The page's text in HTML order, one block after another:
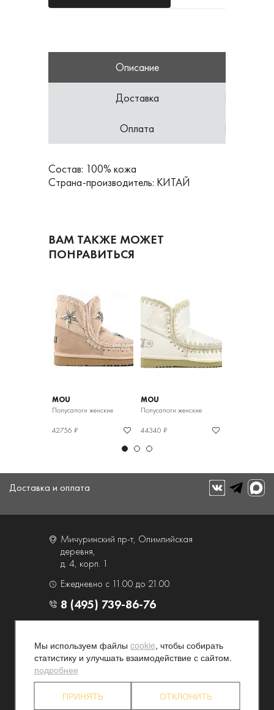
Описание
Доставка
Оплата
Состав: 100% кожа
Страна-производитель: КИТАЙ
ВАМ ТАКЖЕ МОЖЕТ
ПОНРАВИТЬСЯ
MOU
Полусапоги женские
42756 ₽
MOU
Полусапоги женские
44340 ₽
Доставка и оплата
Мичуринский пр-т, Олимпийская
деревня,
д. 4, корп. 1
Ежедневно с 11.00 до 21.00
8 (495) 739-86-76
Контакты и схема проезда
Наши преимущества
Программа лояльности
Партнерские программы
Конфиденциальность
Акционерам
Мы используем файлы cookie, чтобы собирать
статистику и улучшать взаимодействие с сайтом.
подробнее
ПРИНЯТЬ ОТКЛОНИТЬ